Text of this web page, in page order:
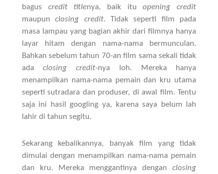
bagus credit titlenya, baik ituopening credit
maupunclosing credit. Tidak seperti film pada
masa lampau yang bagian akhir dari filmnya hanya
layar hitam dengan nama-nama bermunculan.
Bahkan sebelum tahun 70-an film sama sekali tidak
adaclosing credit-nya loh. Mereka hanya
menampilkan nama-nama pemain dan kru utama
seperti sutradara dan produser, di awal film. Tentu
saja ini hasil googling ya, karena saya belum lah
lahir di tahun segitu.
Sekarang kebalikannya, banyak film yang tidak
dimulai dengan menampilkan nama-nama pemain
dan kru. Mereka menggantinya denganclosing